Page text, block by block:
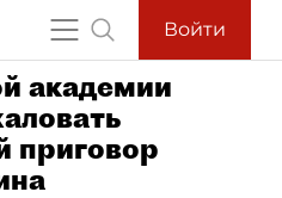
Войти
академии
приговор